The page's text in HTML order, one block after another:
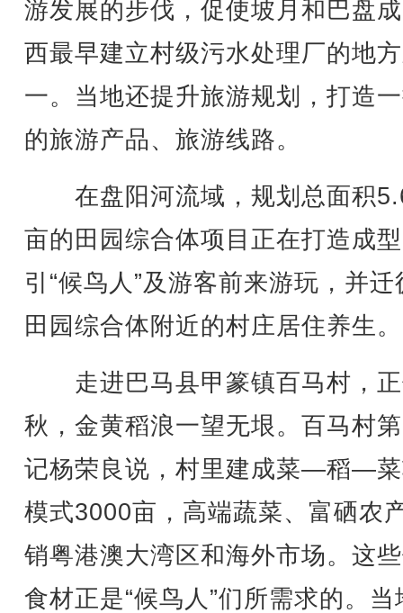
游发展的步伐，促使坡月和巴盘
西最早建立村级污水处理厂的地
一。当地还提升旅游规划，打造
的旅游产品、旅游线路。
在盘阳河流域，规划总面积
亩的田园综合体项目正在打造成
引“候鸟人”及游客前来游玩，并迁
田园综合体附近的村庄居住养生。
走进巴马县甲篆镇百马村，
秋，金黄稻浪一望无垠。百马村
记杨荣良说，村里建成菜—稻—
模式3000亩，高端蔬菜、富硒农
销粤港澳大湾区和海外市场。这
食材正是“候鸟人”们所需求的。当